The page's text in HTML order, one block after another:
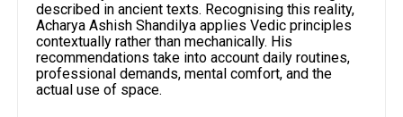
described in ancient texts. Recognising this reality,
Acharya Ashish Shandilya applies Vedic principles
contextually rather than mechanically. His
recommendations take into account daily routines,
professional demands, mental comfort, and the
actual use of space.